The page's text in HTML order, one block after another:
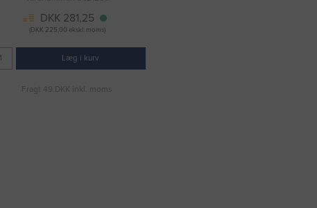
DKK 281,25
(DKK 225,00 ekskl. moms)
Læg i kurv
Fragt 49 DKK inkl. moms